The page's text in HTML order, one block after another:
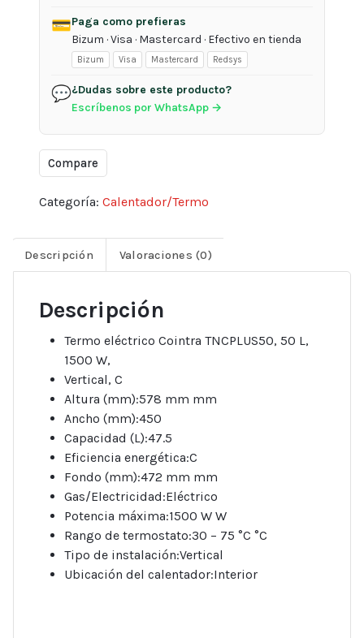
💳Paga como prefieras
Bizum · Visa · Mastercard · Efectivo en tienda
Bizum Visa Mastercard Redsys
💬¿Dudas sobre este producto?
Escríbenos por WhatsApp →
Compare
Categoría: Calentador/Termo
Descripción Valoraciones (0)
Descripción
Termo eléctrico Cointra TNCPLUS50, 50 L,
1500 W,
Vertical, C
Altura (mm):578 mm mm
Ancho (mm):450
Capacidad (L):47.5
Eficiencia energética:C
Fondo (mm):472 mm mm
Gas/Electricidad:Eléctrico
Potencia máxima:1500 W W
Rango de termostato:30 – 75 °C °C
Tipo de instalación:Vertical
Ubicación del calentador:Interior